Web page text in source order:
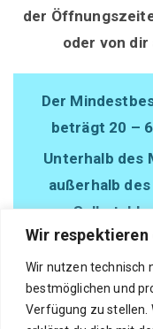
Wir
Wir nutzen technisch
bestmöglichen und
Verfügung zu stellen.
der
oder von
Der
beträgt 20 –
Unterhalb des
außerhalb